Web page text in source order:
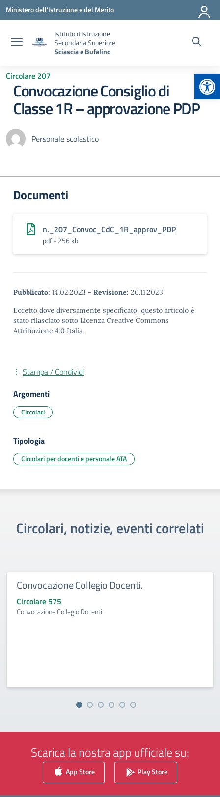
Vai ai contenuti
Vai al menu di navigazione
Vai al footer
Ministero dell'Istruzione e del Merito
Istituto d'Istruzione
Secondaria Superiore
Sciascia e Bufalino
Circolare 207
Convocazione Consiglio di
Classe 1R – approvazione PDP
Personale scolastico
Documenti
n._207_Convoc_CdC_1R_approv_PDP
pdf - 256 kb
Pubblicato: 14.02.2023 - Revisione: 20.11.2023
Eccetto dove diversamente specificato, questo articolo è
stato rilasciato sotto Licenza Creative Commons
Attribuzione 4.0 Italia.
Stampa / Condividi
Argomenti
Circolari
Tipologia
Circolari per docenti e personale ATA
Circolari, notizie, eventi correlati
Convocazione Collegio Docenti.
Circolare 575
Convocazione Collegio Docenti.
Scarica la nostra app ufficiale su:
App Store Play Store